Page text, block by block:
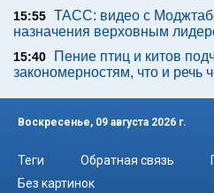
15:55 ТАСС: видео с
назначения верховным
15:40
Пение птиц и китов
закономерностям, что и речь
Воскресенье, 09 августа 2026 г.
Теги Обратная связь
Без картинок